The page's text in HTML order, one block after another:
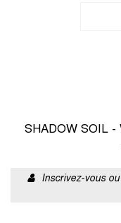
SHADOW SOIL -
Inscrivez-vous